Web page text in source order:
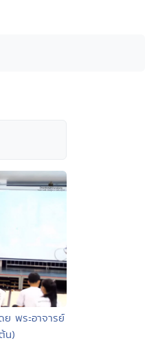
ย พระอาจารย์
น)